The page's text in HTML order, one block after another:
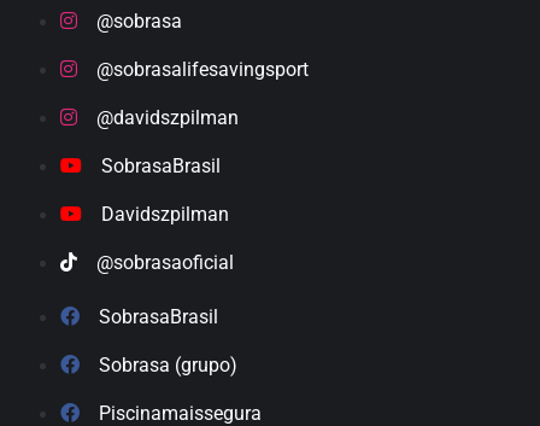
@sobrasa
@sobrasalifesavingsport
@davidszpilman
SobrasaBrasil
Davidszpilman
@sobrasaoficial
SobrasaBrasil
Sobrasa (grupo)
Piscinamaissegura